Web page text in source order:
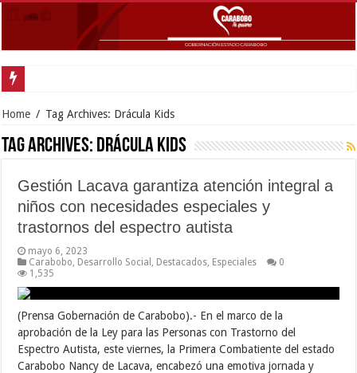
Home / Tag Archives: Drácula Kids
Tag Archives: Drácula Kids
Gestión Lacava garantiza atención integral a
niños con necesidades especiales y
trastornos del espectro autista
mayo 6, 2023
Carabobo Desarrollo Social Destacados Especiales
0
1,535
(Prensa Gobernación de Carabobo).- En el marco de la
aprobación de la Ley para las Personas con Trastorno del
Espectro Autista, este viernes, la Primera Combatiente del estado
Carabobo Nancy de Lacava, encabezó una emotiva jornada y